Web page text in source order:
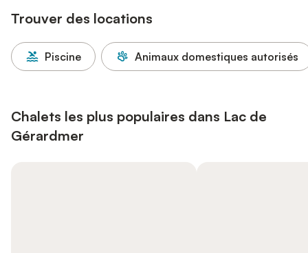
Trouver des locations
Piscine Animaux domestiques autorisés
Chalets les plus populaires dans Lac de
Gérardmer